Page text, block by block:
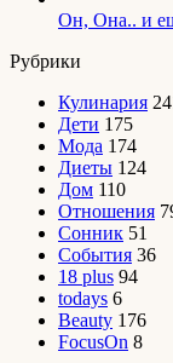
Он, Она.. и
Рубрики
Кулинария
Дети 175
Мода 174
Диеты 124
Дом 110
Отношения
Сонник 51
События 36
18 plus 94
todays 6
Beauty 176
FocusOn 8